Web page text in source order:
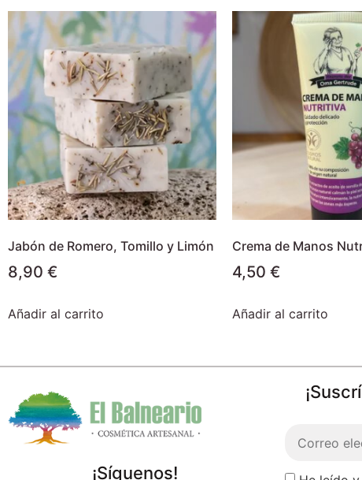
Jabón de Romero, Tomillo y Limón
8,90 €
Añadir al carrito
Crema de Manos
4,50 €
Añadir al carrito
¡Síguenos!